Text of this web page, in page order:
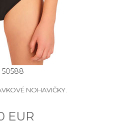
50588
NOHAVIČKY.
EUR